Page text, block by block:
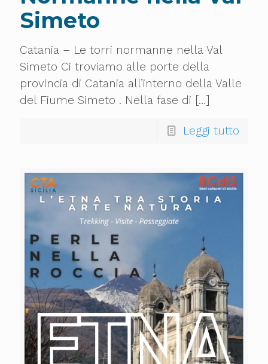
Simeto
Catania – Le torri normanne nella Val
Simeto Ci troviamo alle porte della
provincia di Catania all’interno della Valle
del Fiume Simeto . Nella fase di […]
Leggi tutto